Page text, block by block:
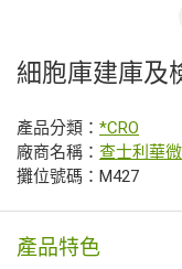
細胞庫建庫及
產品分類： *CRO
廠商名稱： 查士利華
攤位號碼：M427
產品特色